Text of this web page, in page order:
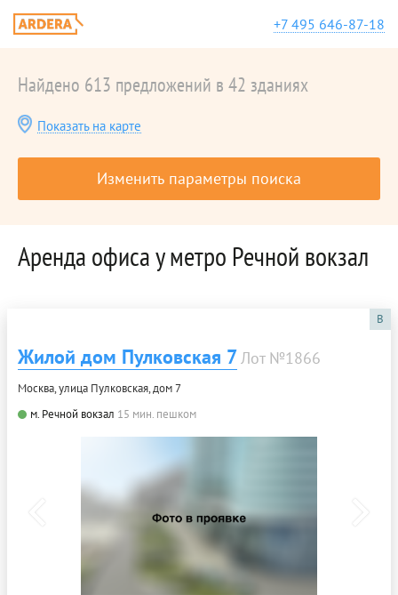
+7 495 646-87-18
Найдено 613 предложений в 42 зданиях
Показать на карте
Изменить параметры поиска
Аренда офиса у метро Речной вокзал
B
Жилой дом Пулковская 7Лот №1866
Москва, улица Пулковская, дом 7
м. Речной вокзал 15 мин. пешком